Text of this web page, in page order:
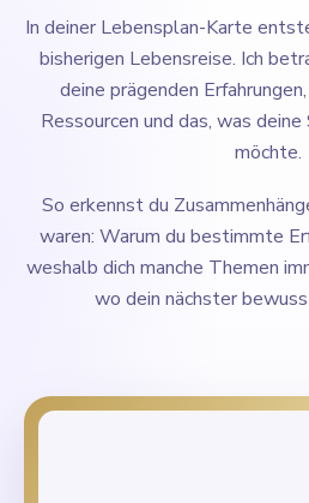
In deiner Lebensplan-Karte
bisherigen Lebensreise. Ich
deine prägenden
Ressourcen und das, was
möchte.
So erkennst du
waren: Warum du bestimmte
weshalb dich manche Themen
wo dein nächster